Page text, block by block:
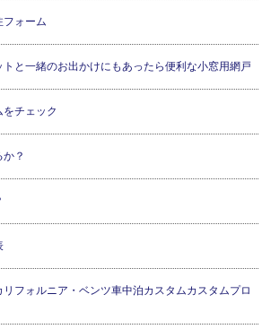
フォーム
と一緒のお出かけにもあったら便利な小窓用網戸
チェック
？
フォルニア・ベンツ車中泊カスタムカスタムプロ